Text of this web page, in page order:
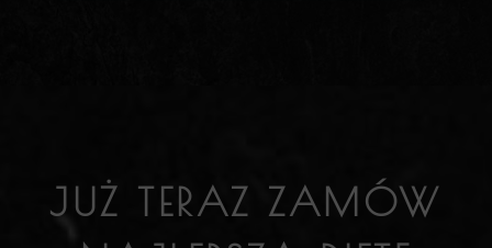
JUŻ TERAZ ZAMÓW